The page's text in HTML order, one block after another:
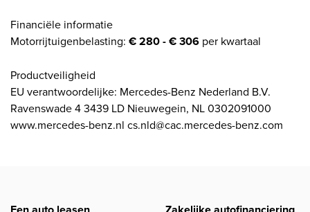
Financiële informatie
Motorrijtuigenbelasting: € 280 - € 306 per kwartaal
Productveiligheid
EU verantwoordelijke: Mercedes-Benz Nederland B.V.
Ravenswade 4 3439 LD Nieuwegein, NL 0302091000
www.mercedes-benz.nl cs.nld@cac.mercedes-benz.com